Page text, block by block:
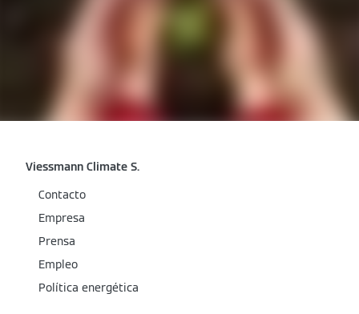
Viessmann Climate S.
Contacto
Empresa
Prensa
Empleo
Política energética